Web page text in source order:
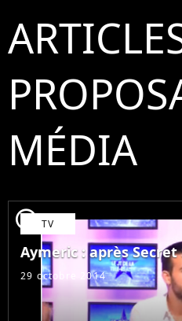
MÉDIA
player2 TV
Aymeric : après Secret
29 octobre 2014